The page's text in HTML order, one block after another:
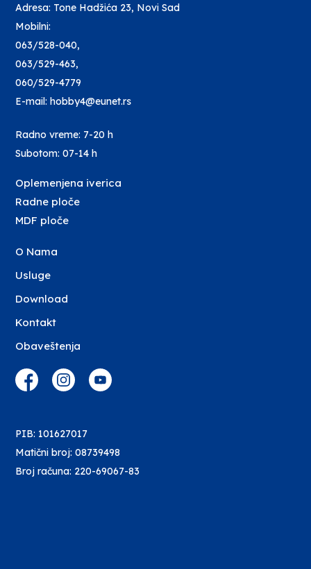
Adresa: Tone Hadžića 23, Novi Sad
Mobilni:
063/528-040,
063/529-463,
060/529-4779
E-mail: hobby4@eunet.rs
Radno vreme: 7-20 h
Subotom: 07-14 h
Oplemenjena iverica
Radne ploče
MDF ploče
O Nama
Usluge
Download
Kontakt
Obaveštenja
PIB: 101627017
Matični broj: 08739498
Broj računa: 220-69067-83